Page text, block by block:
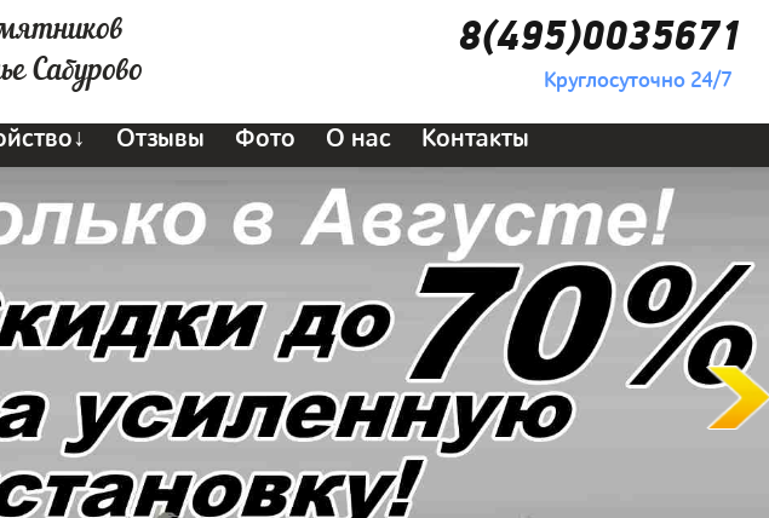
Сабурово
8(495)0035671
Круглосуточно 24/7
Отзывы Фото О нас Контакты